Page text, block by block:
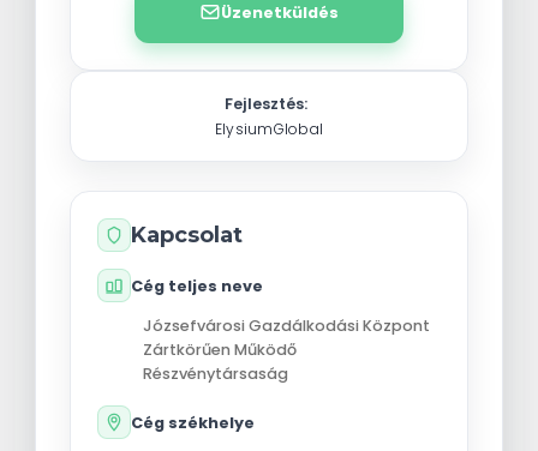
Üzenetküldés
Fejlesztés:
ElysiumGlobal
Kapcsolat
Cég teljes neve
Józsefvárosi Gazdálkodási Központ
Zártkörűen Működő
Részvénytársaság
Cég székhelye